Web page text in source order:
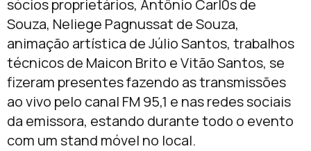
sócios proprietários, Antônio Carl0s de
Souza, Neliege Pagnussat de Souza,
animação artística de Júlio Santos, trabalhos
técnicos de Maicon Brito e Vitão Santos, se
fizeram presentes fazendo as transmissões
ao vivo pelo canal FM 95,1 e nas redes sociais
da emissora, estando durante todo o evento
com um stand móvel no local.